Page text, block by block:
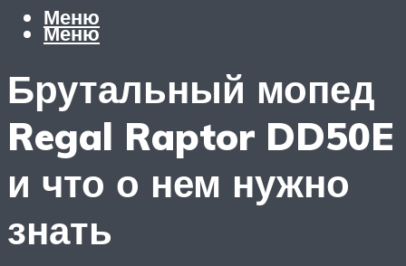
Меню
Меню
Брутальный мопед
Regal Raptor DD50E
и что о нем нужно
знать